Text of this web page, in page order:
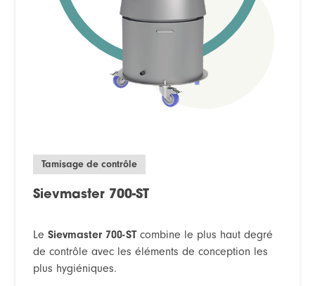
Tamisage de contrôle
Sievmaster 700-ST
LeSievmaster 700-STcombine le plus haut degré
de contrôle avec les éléments de conception les
plus hygiéniques.